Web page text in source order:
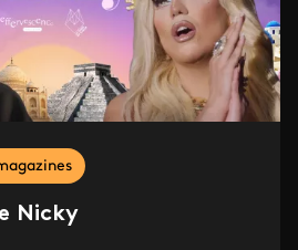
Nicky